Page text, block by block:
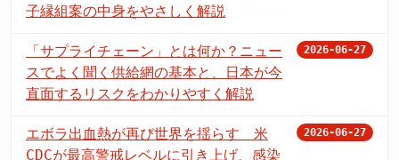
子縁組案の中身をやさしく解説
「サプライチェーン」とは何か？ニュー
スでよく聞く供給網の基本と、日本が今
直面するリスクをわかりやすく解説
2026-06-27
エボラ出血熱が再び世界を揺らす 米
CDCが最高警戒レベルに引き上げ、感染
2026-06-27